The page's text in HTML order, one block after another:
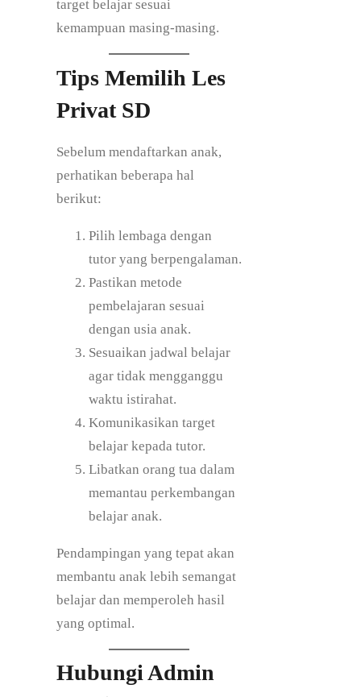
target belajar sesuai
kemampuan masing-masing.
Tips Memilih Les
Privat SD
Sebelum mendaftarkan anak,
perhatikan beberapa hal
berikut:
Pilih lembaga dengan
tutor yang berpengalaman.
Pastikan metode
pembelajaran sesuai
dengan usia anak.
Sesuaikan jadwal belajar
agar tidak mengganggu
waktu istirahat.
Komunikasikan target
belajar kepada tutor.
Libatkan orang tua dalam
memantau perkembangan
belajar anak.
Pendampingan yang tepat akan
membantu anak lebih semangat
belajar dan memperoleh hasil
yang optimal.
Hubungi Admin